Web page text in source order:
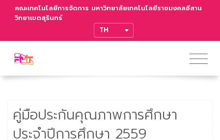
คณะเทคโนโลยีการจัดการ มหาวิทยาลัยเทคโนโลยีราชมงคลอีสาน
วิทยาเขตสุรินทร์
TRANSLATE
คู่มือประกันคุณภาพการศึกษา
ประจำปีการศึกษา 2559